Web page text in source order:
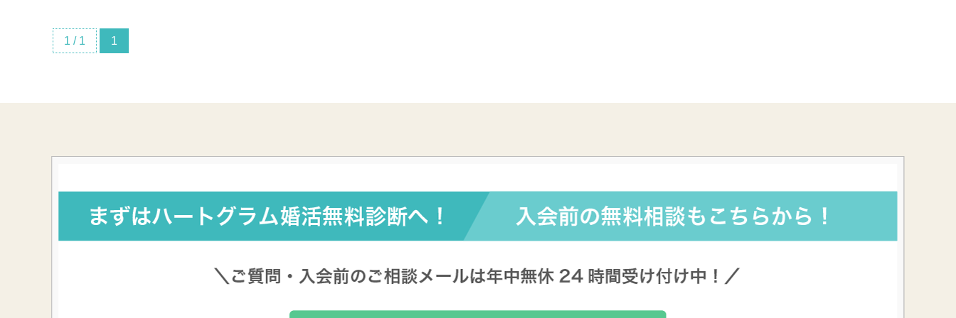
1 / 1 1